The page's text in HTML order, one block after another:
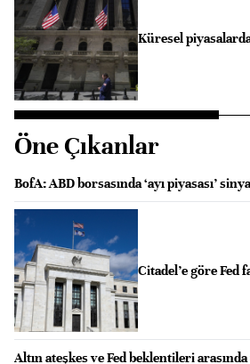
Küresel
Öne Çıkanlar
BofA: ABD borsasında ‘ayı piyasası’
Citadel’e göre Fed
Altın ateşkes ve Fed beklentileri